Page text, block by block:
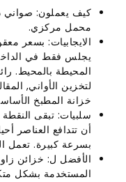
كيف يعملون: صواني
محمل مركزي.
الايجابيات: بسعر
يجلس فقط في
المحيطة بالمحيط.
لتخزين الأواني,
خزانة المطبخ
سلبيات: تبقى
أن تتدافع العناصر
بسرعة كبيرة. تعمل
الأفضل ل: خزائن
المستخدمة بشكل